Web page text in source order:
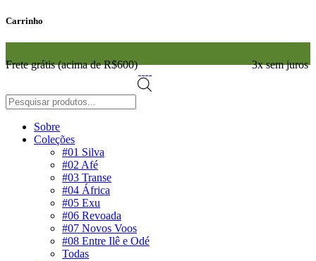
Carrinho
Frete grátis (acima de R$600)
3x sem juros
produtos
Sobre
Coleções
#01 Silva
#02 Afé
#03 Transe
#04 África
#05 Exu
#06 Revoada
#07 Novos Voos
#08 Entre Ilê e Odé
Todas